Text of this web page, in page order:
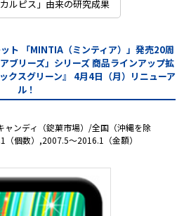
ルピス」由来の研究成果
ト 「MINTIA（ミンティア）」発売20周
ブリーズ」シリーズ 商品ラインアップ拡
クスグリーン』
4月4日（月）リニューア
ル！
ャンディ（錠菓市場）/全国（沖縄を除
個数）,2007.5～2016.1（金額）